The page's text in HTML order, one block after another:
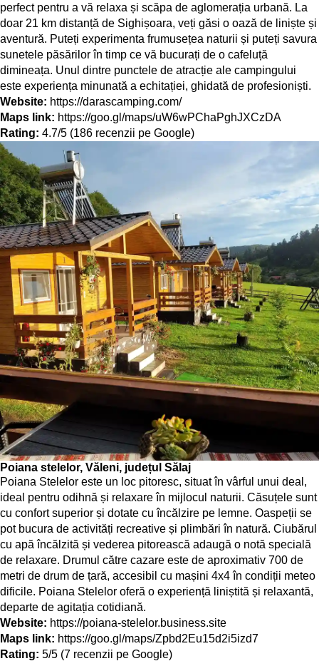
perfect pentru a vă relaxa și scăpa de aglomerația urbană. La
doar 21 km distanță de Sighișoara, veți găsi o oază de liniște și
aventură. Puteți experimenta frumusețea naturii și puteți savura
sunetele păsărilor în timp ce vă bucurați de o cafeluță
dimineața. Unul dintre punctele de atracție ale campingului
este experiența minunată a echitației, ghidată de profesioniști.
Website: https://darascamping.com/
Maps link: https://goo.gl/maps/uW6wPChaPghJXCzDA
Rating: 4.7/5 (186 recenzii pe Google)
Poiana stelelor, Văleni, județul Sălaj
Poiana Stelelor este un loc pitoresc, situat în vârful unui deal,
ideal pentru odihnă și relaxare în mijlocul naturii. Căsuțele sunt
cu confort superior și dotate cu încălzire pe lemne. Oaspeții se
pot bucura de activități recreative și plimbări în natură. Ciubărul
cu apă încălzită și vederea pitorească adaugă o notă specială
de relaxare. Drumul către cazare este de aproximativ 700 de
metri de drum de țară, accesibil cu mașini 4x4 în condiții meteo
dificile. Poiana Stelelor oferă o experiență liniștită și relaxantă,
departe de agitația cotidiană.
Website: https://poiana-stelelor.business.site
Maps link: https://goo.gl/maps/Zpbd2Eu15d2i5izd7
Rating: 5/5 (7 recenzii pe Google)